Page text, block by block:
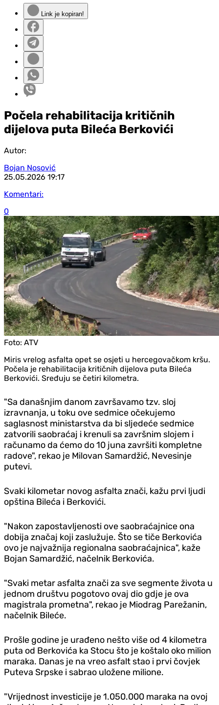
Link je kopiran!
Počela rehabilitacija kritičnih
dijelova puta Bileća Berkovići
Autor:
Bojan Nosović
25.05.2026 19:17
Komentari:
0
Foto: ATV
Miris vrelog asfalta opet se osjeti u hercegovačkom kršu.
Počela je rehabilitacija kritičnih dijelova puta Bileća
Berkovići. Sređuju se četiri kilometra.
"Sa današnjim danom završavamo tzv. sloj
izravnanja, u toku ove sedmice očekujemo
saglasnost ministarstva da bi sljedeće sedmice
zatvorili saobraćaj i krenuli sa završnim slojem i
računamo da ćemo do 10 juna završiti kompletne
radove", rekao je Milovan Samardžić, Nevesinje
putevi.
Svaki kilometar novog asfalta znači, kažu prvi ljudi
opština Bileća i Berkovići.
"Nakon zapostavljenosti ove saobraćajnice ona
dobija značaj koji zaslužuje. Što se tiče Berkovića
ovo je najvažnija regionalna saobraćajnica", kaže
Bojan Samardžić, načelnik Berkovića.
"Svaki metar asfalta znači za sve segmente života u
jednom društvu pogotovo ovaj dio gdje je ova
magistrala prometna", rekao je Miodrag Parežanin,
načelnik Bileće.
Prošle godine je urađeno nešto više od 4 kilometra
puta od Berkovića ka Stocu što je koštalo oko milion
maraka. Danas je na vreo asfalt stao i prvi čovjek
Puteva Srpske i sabrao uložene milione.
"Vrijednost investicije je 1.050.000 maraka na ovoj